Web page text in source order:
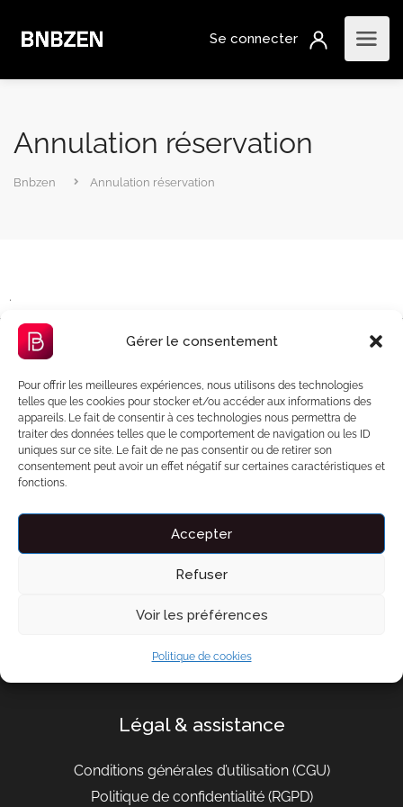
Gérer le consentement
Pour offrir les meilleures expériences, nous utilisons des technologies
telles que les cookies pour stocker et/ou accéder aux informations des
appareils. Le fait de consentir à ces technologies nous permettra de
traiter des données telles que le comportement de navigation ou les ID
uniques sur ce site. Le fait de ne pas consentir ou de retirer son
consentement peut avoir un effet négatif sur certaines caractéristiques et
fonctions.
Accepter
Refuser
Voir les préférences
Politique de cookies
Annulation réservation
Bnbzen Annulation réservation
.
Liens importants
À propos de Bnbzen
Conseils
Contact
contact@bnbzen.fr
Légal & assistance
Conditions générales d’utilisation(CGU)
Politique de confidentialité (RGPD)